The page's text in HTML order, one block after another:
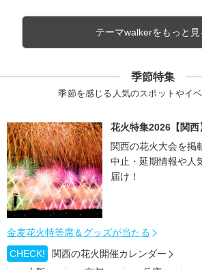
テーマwalkerをもっと見
季節特集
季節を感じる人気のスポットやイ
花火特集2026【関西
関西の花火大会を掲
中止・延期情報や人
届け！
金麦花火特等席＆グッズが当たる
CHECK!
関西の花火開催カレンダー